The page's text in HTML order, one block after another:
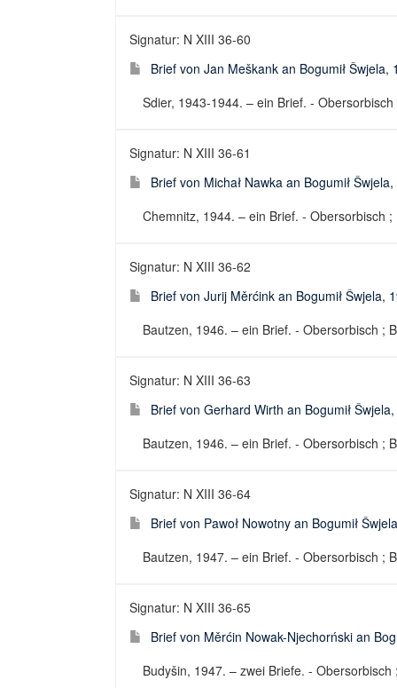
Signatur: N XIII 36-60
Brief von Jan Meškank an Bogumił Šwjela,
Sdier, 1943-1944. – ein Brief. -
Signatur: N XIII 36-61
Brief von Michał Nawka an Bogumił
Chemnitz, 1944. – ein Brief. - Obersorbisch
Signatur: N XIII 36-62
Brief von Jurij Měrćink an Bogumił Šwjela,
Bautzen, 1946. – ein Brief. - Obersorbisch ;
Signatur: N XIII 36-63
Brief von Gerhard Wirth an Bogumił
Bautzen, 1946. – ein Brief. - Obersorbisch ;
Signatur: N XIII 36-64
Brief von Pawoł Nowotny an Bogumił
Bautzen, 1947. – ein Brief. - Obersorbisch ;
Signatur: N XIII 36-65
Brief von Měrćin Nowak-Njechorński an
Budyšin, 1947. – zwei Briefe. -